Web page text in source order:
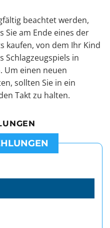
beachtet werden,
Sie am Ende eines der
kaufen, von dem Ihr Kind
Schlagzeugspiels in
Um einen neuen
sollten Sie in ein
Taktzu halten.